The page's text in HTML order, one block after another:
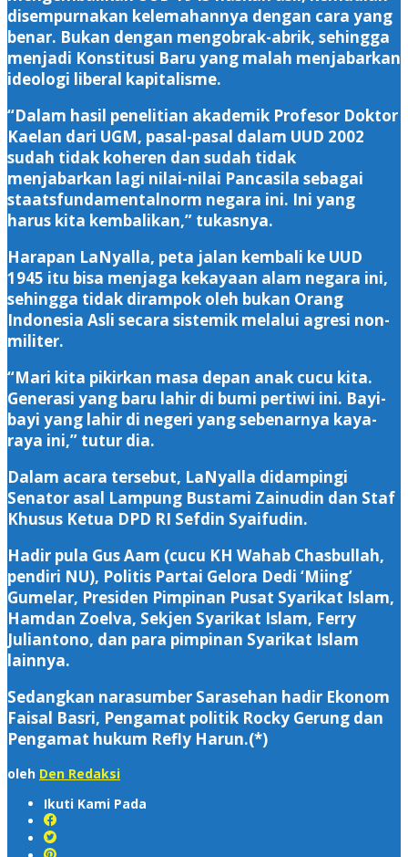
disempurnakan kelemahannya dengan cara yang
benar. Bukan dengan mengobrak-abrik, sehingga
menjadi Konstitusi Baru yang malah menjabarkan
ideologi liberal kapitalisme.
“Dalam hasil penelitian akademik Profesor Doktor
Kaelan dari UGM, pasal-pasal dalam UUD 2002
sudah tidak koheren dan sudah tidak
menjabarkan lagi nilai-nilai Pancasila sebagai
staatsfundamentalnorm negara ini. Ini yang
harus kita kembalikan,” tukasnya.
Harapan LaNyalla, peta jalan kembali ke UUD
1945 itu bisa menjaga kekayaan alam negara ini,
sehingga tidak dirampok oleh bukan Orang
Indonesia Asli secara sistemik melalui agresi non-
militer.
“Mari kita pikirkan masa depan anak cucu kita.
Generasi yang baru lahir di bumi pertiwi ini. Bayi-
bayi yang lahir di negeri yang sebenarnya kaya-
raya ini,” tutur dia.
Dalam acara tersebut, LaNyalla didampingi
Senator asal Lampung Bustami Zainudin dan Staf
Khusus Ketua DPD RI Sefdin Syaifudin.
Hadir pula Gus Aam (cucu KH Wahab Chasbullah,
pendiri NU), Politis Partai Gelora Dedi ‘Miing’
Gumelar, Presiden Pimpinan Pusat Syarikat Islam,
Hamdan Zoelva, Sekjen Syarikat Islam, Ferry
Juliantono, dan para pimpinan Syarikat Islam
lainnya.
Sedangkan narasumber Sarasehan hadir Ekonom
Faisal Basri, Pengamat politik Rocky Gerung dan
Pengamat hukum Refly Harun.(*)
oleh Den Redaksi
Ikuti Kami Pada